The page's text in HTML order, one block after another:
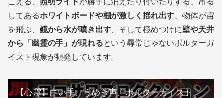
こえる、 照明ライト が勝手に消えたり付いたりする、吊る
してあるホワイトボードや棚が激しく揺れ出す 、物体が宙
を飛ぶ、 鏡から水が噴き出す 、そして極めつけに壁や天井
から「幽霊の手」が現れるという尋常じゃないポルターガ
イスト現象が頻発しています。
【心霊】白い手、うめき声、ポルターガイスト現象ガチ連発！ヨコザワプロダクション総集編